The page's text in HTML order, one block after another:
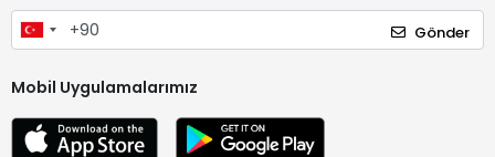
Gönder
Mobil Uygulamalarımız